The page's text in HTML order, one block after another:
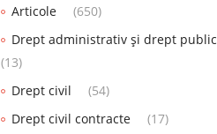
Articole
(650)
Drept administrativ și drept public
(13)
Drept civil
(54)
Drept civil contracte
(17)